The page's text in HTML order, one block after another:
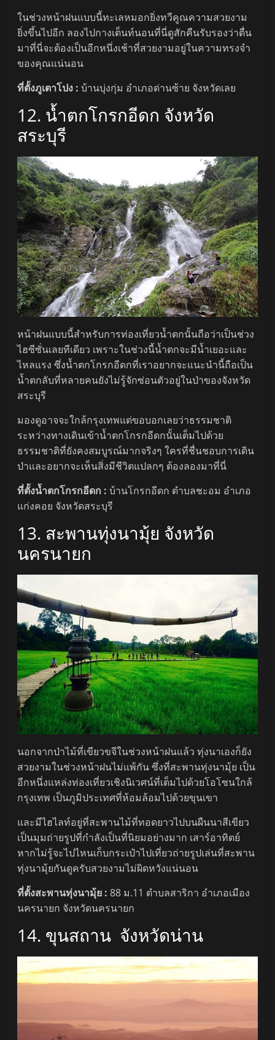
ในช่วงหน้าฝนแบบนี้ทะเลหมอกยิ่งทวีคูณความสวยงาม
ยิ่งขึ้นไปอีก ลองไปกางเต็นท์นอนที่นี่ดูสักคืนรับรองว่าตื่น
มาที่นี่จะต้องเป็นอีกหนึ่งเช้าที่สวยงามอยู่ในความทรงจำ
ของคุณแน่นอน
ที่ตั้งภูเตาโปง :บ้านบุ่งกุ่ม อำเภอด่านซ้าย จังหวัดเลย
12. น้ำตกโกรกอีดก จังหวัด
สระบุรี
หน้าฝนแบบนี้สำหรับการท่องเที่ยวน้ำตกนั้นถือว่าเป็นช่วง
ไฮซีซั่นเลยทีเดียว เพราะในช่วงนี้น้ำตกจะมีน้ำเยอะและ
ไหลแรง ซึ่งน้ำตกโกรกอีดกที่เราอยากจะแนะนำนี้ถือเป็น
น้ำตกลับที่หลายคนยังไม่รู้จักซ่อนตัวอยู่ในป่าของจังหวัด
สระบุรี
มองดูอาจจะใกล้กรุงเทพแต่ขอบอกเลยว่าธรรมชาติ
ระหว่างทางเดินเข้าน้ำตกโกรกอีดกนั้นเต็มไปด้วย
ธรรมชาติที่ยังคงสมบูรณ์มากจริงๆ ใครที่ชื่นชอบการเดิน
ป่าและอยากจะเห็นสิ่งมีชีวิตแปลกๆ ต้องลองมาที่นี่
ที่ตั้งน้ำตกโกรกอีดก : บ้านโกรกอีดก ตำบลชะอม อำเภอ
แก่งคอย จังหวัดสระบุรี
13. สะพานทุ่งนามุ้ย จังหวัด
นครนายก
นอกจากป่าไม้ที่เขียวขจีในช่วงหน้าฝนแล้ว ทุ่งนาเองก็ยัง
สวยงามในช่วงหน้าฝนไม่แพ้กัน ซึ่งที่สะพานทุ่งนามุ้ย เป็น
อีกหนึ่งแหล่งท่องเที่ยวเชิงนิเวศน์ที่เต็มไปด้วยโอโซนใกล้
กรุงเทพ เป็นภูมิประเทศที่ห้อมล้อมไปด้วยขุนเขา
และมีไฮไลท์อยู่ที่สะพานไม้ที่ทอดยาวไปบนผืนนาสีเขียว
เป็นมุมถ่ายรูปที่กำลังเป็นที่นิยมอย่างมาก เสาร์อาทิตย์
หากไม่รู้จะไปไหนเก็บกระเป๋าไปเที่ยวถ่ายรูปเล่นที่สะพาน
ทุ่งนามุ้ยกันดูครับสวยงามไม่ผิดหวังแน่นอน
ที่ตั้งสะพานทุ่งนามุ้ย :88 ม.11 ตำบลสาริกา อำเภอเมือง
นครนายก จังหวัดนครนายก
14. ขุนสถาน จังหวัดน่าน